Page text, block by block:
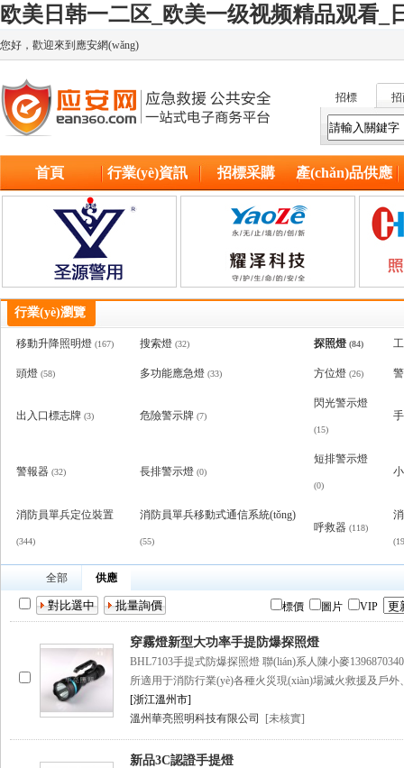
欧美日韩一二区_欧美一级视频精品观看_
您好，歡迎來到應安網(wǎng)
招標
首頁 行業(yè)資訊 招標采購 產(chǎn)品供應
行業(yè)瀏覽
移動升降照明燈 (167) 搜索燈 (32) 探照燈 (84)
頭燈 (58) 多功能應急燈 (33) 方位燈 (26)
出入口標志牌 (3) 危險警示牌 (7)
閃光警示燈
(15)
警報器 (32) 長排警示燈 (0)
短排警示燈
(0)
消防員單兵定位裝置
(344)
消防員單兵移動式通信系統(tǒng)
(55)
呼救器 (118)
全部 供應
標價 圖片 VIP
穿霧燈新型大功率手提防爆探照燈
BHL7103手提式防爆探照燈 聯(lián)系人陳小麥
所適用于消防行業(yè)各種火災現(xiàn)場滅火救援及戶
[浙江溫州市]
溫州華亮照明科技有限公司
[未核實]
新品3C認證手提燈